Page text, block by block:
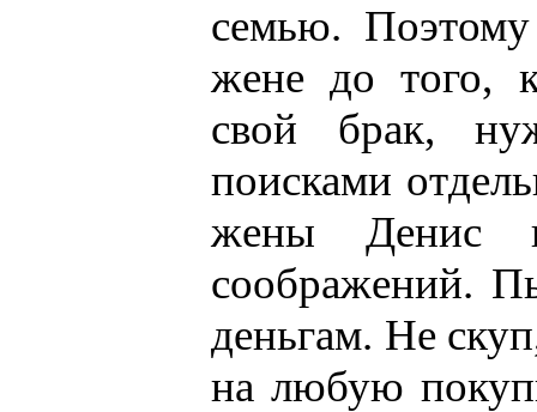
семью.
жене до того,
свой брак,
поисками
жены Денис
соображений.
деньгам. Не
на любую